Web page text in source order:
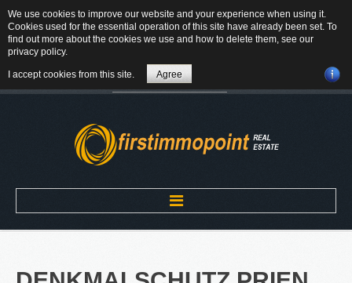
84184 Tiefenbach - Am Winkl 6
MAIL
We use cookies to improve our website and your experience when using it.
Cookies used for the essential operation of this site have already been set. To
find out more about the cookies we use and how to delete them, see our
privacy policy.
I accept cookies from this site. Agree